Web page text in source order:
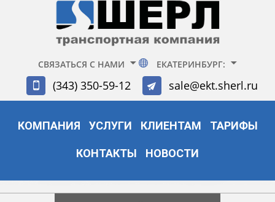
СВЯЗАТЬСЯ С НАМИ ЕКАТЕРИНБУРГ:
(343) 350-59-12 sale@ekt.sherl.ru
КОМПАНИЯ УСЛУГИ КЛИЕНТАМ ТАРИФЫ
КОНТАКТЫ НОВОСТИ